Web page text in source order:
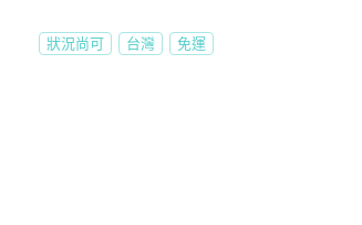
狀況尚可 台灣 免運